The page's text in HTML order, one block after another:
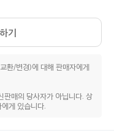
기
환/변경)에 대해 판매자에게
판매의 당사자가 아닙니다. 상
게 있습니다.